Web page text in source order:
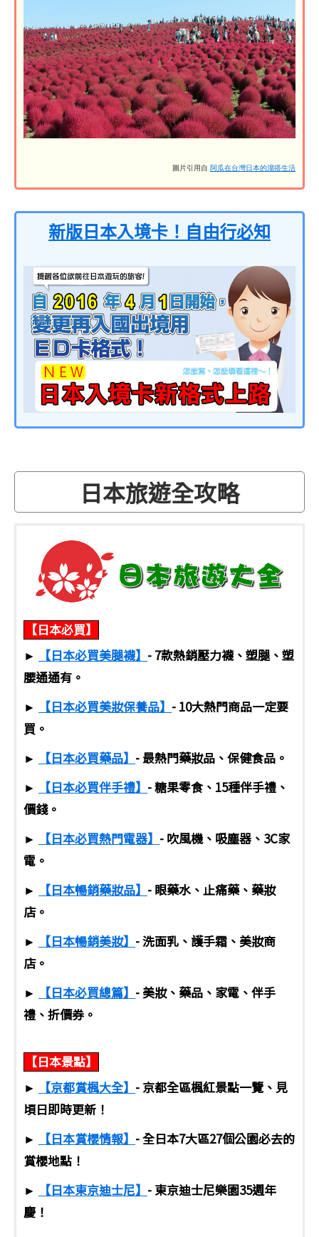
圖片引用自 阿瓜在台灣日本的溜搭生活
新版日本入境卡！自由行必知
日本旅遊全攻略
【日本必買】
►
【日本必買美腿襪】 - 7款熱銷壓力襪、塑腿、塑
腰通通有。
►
【日本必買美妝保養品】 - 10大熱門商品一定要
買。
►
【日本必買藥品】 - 最熱門藥妝品、保健食品。
►
【日本必買伴手禮】 - 糖果零食、15種伴手禮、
價錢。
►
【日本必買熱門電器】 - 吹風機、吸塵器、3C家
電。
►
【日本暢銷藥妝品】 - 眼藥水、止痛藥、藥妝
店。
►
【日本暢銷美妝】 - 洗面乳、護手霜、美妝商
店。
►
【日本必買總篇】 - 美妝、藥品、家電、伴手
禮、折價券。
【日本景點】
►
【京都賞楓大全】 - 京都全區楓紅景點一覽、見
頃日即時更新！
►
【日本賞櫻情報】 - 全日本7大區27個公園必去的
賞櫻地點！
►
【日本東京迪士尼】 - 東京迪士尼樂園35週年
慶！